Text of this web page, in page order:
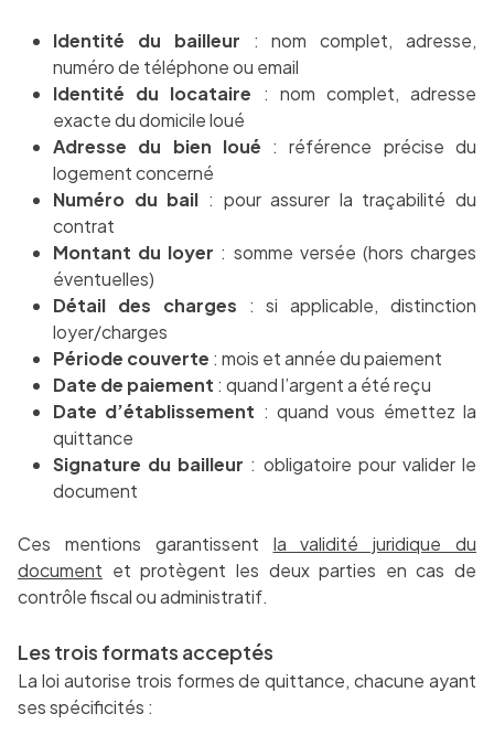
Identité du bailleur : nom complet, adresse,
numéro de téléphone ou email
Identité du locataire : nom complet, adresse
exacte du domicile loué
Adresse du bien loué : référence précise du
logement concerné
Numéro du bail : pour assurer la traçabilité du
contrat
Montant du loyer : somme versée (hors charges
éventuelles)
Détail des charges : si applicable, distinction
loyer/charges
Période couverte : mois et année du paiement
Date de paiement : quand l’argent a été reçu
Date d’établissement : quand vous émettez la
quittance
Signature du bailleur : obligatoire pour valider le
document
Ces mentions garantissent la validité juridique du
document et protègent les deux parties en cas de
contrôle fiscal ou administratif.
Les trois formats acceptés
La loi autorise trois formes de quittance, chacune ayant
ses spécificités :